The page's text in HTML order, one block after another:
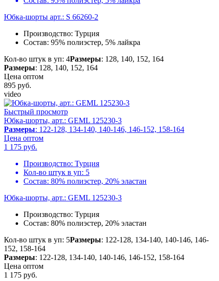
Юбка-шорты арт.: S 66260-2
Производство: Турция
Состав: 95% полиэстер, 5% лайкра
Кол-во штук в уп: 4Размеры: 128, 140, 152, 164
Размеры: 128, 140, 152, 164
Цена оптом
895 руб.
video
Быстрый просмотр
Юбка-шорты, арт.: GEML 125230-3
Размеры: 122-128, 134-140, 140-146, 146-152, 158-164
Цена оптом
1 175 руб.
Производство: Турция
Кол-во штук в уп: 5
Состав: 80% полиэстер, 20% эластан
Юбка-шорты, арт.: GEML 125230-3
Производство: Турция
Состав: 80% полиэстер, 20% эластан
Кол-во штук в уп: 5Размеры: 122-128, 134-140, 140-146, 146-
152, 158-164
Размеры: 122-128, 134-140, 140-146, 146-152, 158-164
Цена оптом
1 175 руб.